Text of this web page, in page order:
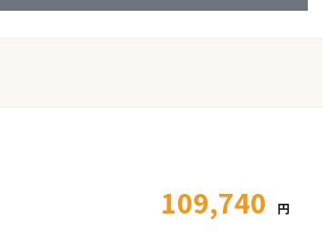
109,740 円